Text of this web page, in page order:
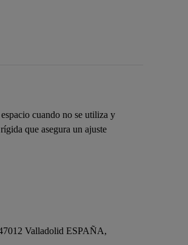
cuando no se utiliza y
que asegura un ajuste
Valladolid ESPAÑA,